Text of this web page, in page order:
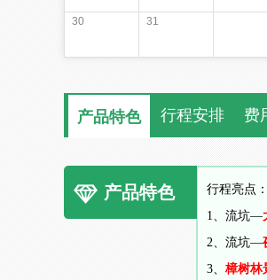
30 31
产品特色 行程安排 费
产品特色
行程亮点：
1、流坑—
2、流坑—
3、 樟树林